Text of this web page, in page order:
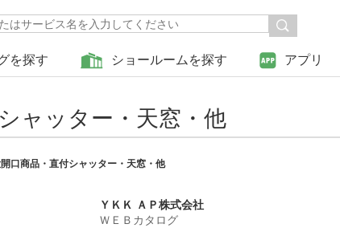
を探す ショールームを探す アプリ
ャッター・天窓・他
口商品・直付シャッター・天窓・他
ＹＫＫ ＡＰ株式会社
ＷＥＢカタログ